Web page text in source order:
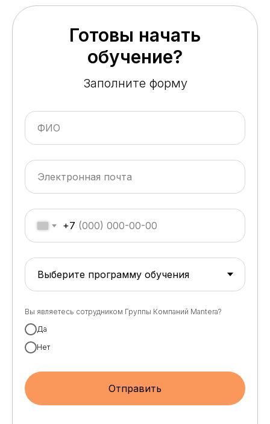
Готовы начать
обучение?
Заполните форму
+7
Вы являетесь сотрудником Группы Компаний Mantera?
Да
Нет
Отправить